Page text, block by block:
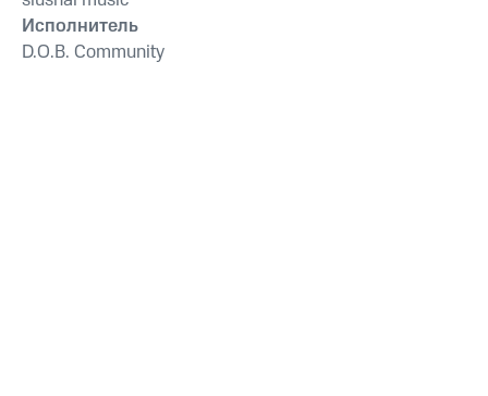
Исполнитель
D.O.B. Community